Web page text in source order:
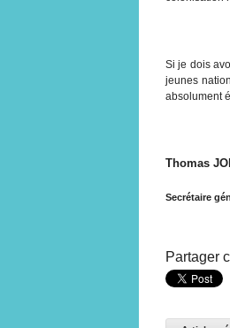
Si je dois
jeunes
absolument
Thomas
Secrétaire
Partager